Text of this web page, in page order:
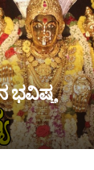
ಭವಿಷ್ಯ